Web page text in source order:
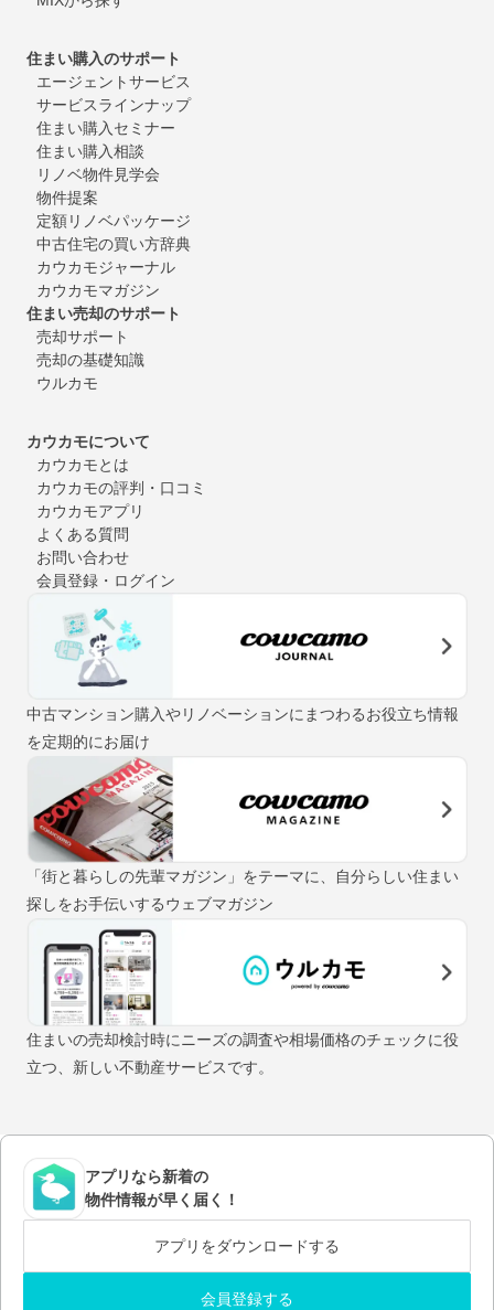
住まい購入のサポート
エージェントサービス
サービスラインナップ
住まい購入セミナー
住まい購入相談
リノベ物件見学会
物件提案
定額リノベパッケージ
中古住宅の買い方辞典
カウカモジャーナル
カウカモマガジン
住まい売却のサポート
売却サポート
売却の基礎知識
ウルカモ
カウカモについて
カウカモとは
カウカモの評判・口コミ
カウカモアプリ
よくある質問
お問い合わせ
会員登録・ログイン
中古マンション購入やリノベーションにまつわるお役立ち情報
を定期的にお届け
「街と暮らしの先輩マガジン」をテーマに、自分らしい住まい
探しをお手伝いするウェブマガジン
住まいの売却検討時にニーズの調査や相場価格のチェックに役
立つ、新しい不動産サービスです。
アプリなら新着の
物件情報が早く届く！
アプリをダウンロードする
会員登録する